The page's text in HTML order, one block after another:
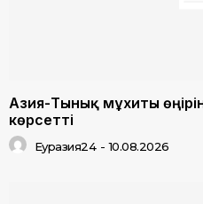
Азия-Тынық мұхиты
көрсетті
Еуразия24 - 10.08.2026